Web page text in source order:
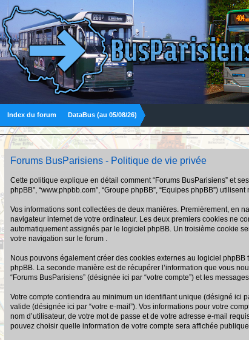
Index du forum DataBus (au 05/08/26)
Forums BusParisiens - Politique de vie privée
Cette politique explique en détail comment “Forums BusParisiens” et ses
phpBB”, “www.phpbb.com”, “Groupe phpBB”, “Equipes phpBB”)
Vos informations sont collectées de deux manières. Premièrement, en
navigateur internet de votre ordinateur. Les deux premiers cookies ne
automatiquement assignés par le logiciel phpBB. Un troisième cookie
votre navigation sur le forum .
Nous pouvons également créer des cookies externes au logiciel
phpBB. La seconde manière est de récupérer l’information que vous
“Forums BusParisiens” (désignée ici par “votre compte”) et les
Votre compte contiendra au minimum un identifiant unique (désigné ici
valide (désignée ici par “votre e-mail”). Vos informations pour votre
nom d’utilisateur, de votre mot de passe et de votre adresse e-mail
pouvez choisir quelle information de votre compte sera affichée